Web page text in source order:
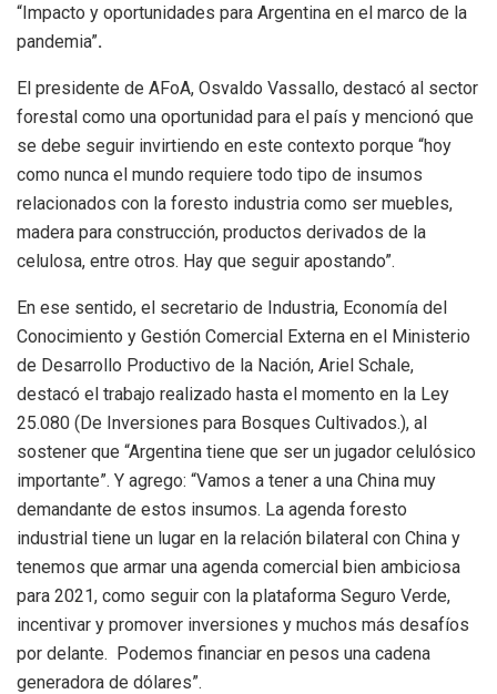
“Impacto y oportunidades para Argentina en el marco de la
pandemia”.
El presidente de AFoA, Osvaldo Vassallo, destacó al sector
forestal como una oportunidad para el país y mencionó que
se debe seguir invirtiendo en este contexto porque “hoy
como nunca el mundo requiere todo tipo de insumos
relacionados con la foresto industria como ser muebles,
madera para construcción, productos derivados de la
celulosa, entre otros. Hay que seguir apostando”.
En ese sentido, el secretario de Industria, Economía del
Conocimiento y Gestión Comercial Externa en el Ministerio
de Desarrollo Productivo de la Nación, Ariel Schale,
destacó el trabajo realizado hasta el momento en la Ley
25.080 (De Inversiones para Bosques Cultivados.), al
sostener que “Argentina tiene que ser un jugador celulósico
importante”. Y agrego: “Vamos a tener a una China muy
demandante de estos insumos. La agenda foresto
industrial tiene un lugar en la relación bilateral con China y
tenemos que armar una agenda comercial bien ambiciosa
para 2021, como seguir con la plataforma Seguro Verde,
incentivar y promover inversiones y muchos más desafíos
por delante. Podemos financiar en pesos una cadena
generadora de dólares”.